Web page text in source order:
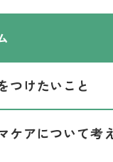
つけたいこと
ケアについて考